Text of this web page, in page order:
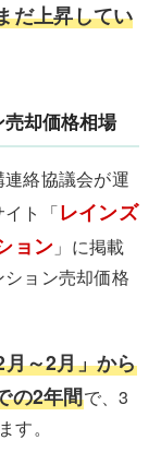
だ上昇してい
却価格相場
絡協議会が運
ト「レインズ
ョン 」に掲載
ョン売却価格
～2月」から
の2年間で、3
す。